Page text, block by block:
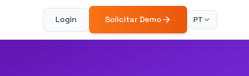
Login Solicitar Demo PT